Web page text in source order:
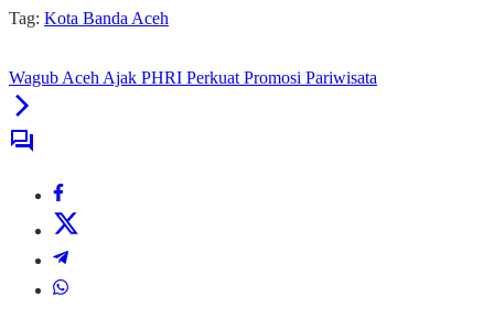
Tag: Kota Banda Aceh
Wagub Aceh Ajak PHRI Perkuat Promosi Pariwisata